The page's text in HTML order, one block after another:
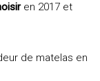
en 2017 et
de matelas en